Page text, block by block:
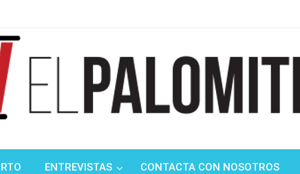
ENTREVISTAS CONTACTA CON NOSOTROS